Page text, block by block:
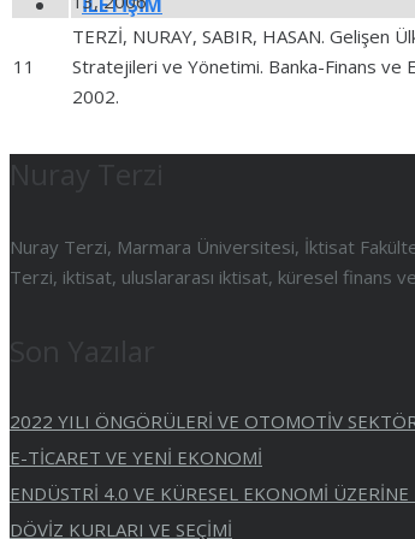
11
TERZİ, NURAY, SABIR, HASAN. Gelişen
Stratejileri ve Yönetimi. Banka-Finans ve
2002.
Nuray Terzi, Marmara Üniversitesi, İktisat
Terzi, iktisat, uluslararası iktisat, küresel finans
2022 YILI ÖNGÖRÜLERİ VE OTOMOTİV
E-TİCARET VE YENİ EKONOMİ
ENDÜSTRİ 4.0 VE KÜRESEL EKONOMİ ÜZERİNE
DÖVİZ KURLARI VE SEÇİMİ